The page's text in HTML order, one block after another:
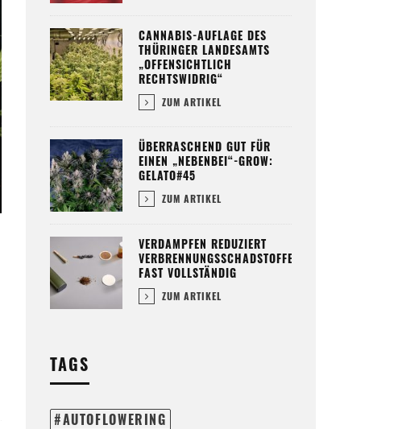
CANNABIS-AUFLAGE DES
THÜRINGER LANDESAMTS
„OFFENSICHTLICH
RECHTSWIDRIG“
ZUM ARTIKEL
ÜBERRASCHEND GUT FÜR
EINEN „NEBENBEI“-GROW:
GELATO#45
ZUM ARTIKEL
VERDAMPFEN REDUZIERT
VERBRENNUNGSSCHADSTOFFE
FAST VOLLSTÄNDIG
ZUM ARTIKEL
TAGS
AUTOFLOWERING